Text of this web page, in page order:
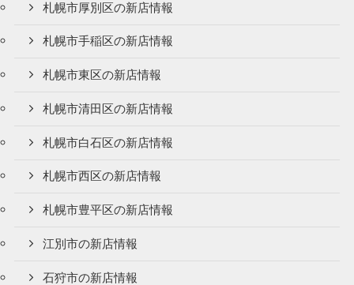
札幌市厚別区の新店情報
札幌市手稲区の新店情報
札幌市東区の新店情報
札幌市清田区の新店情報
札幌市白石区の新店情報
札幌市西区の新店情報
札幌市豊平区の新店情報
江別市の新店情報
石狩市の新店情報